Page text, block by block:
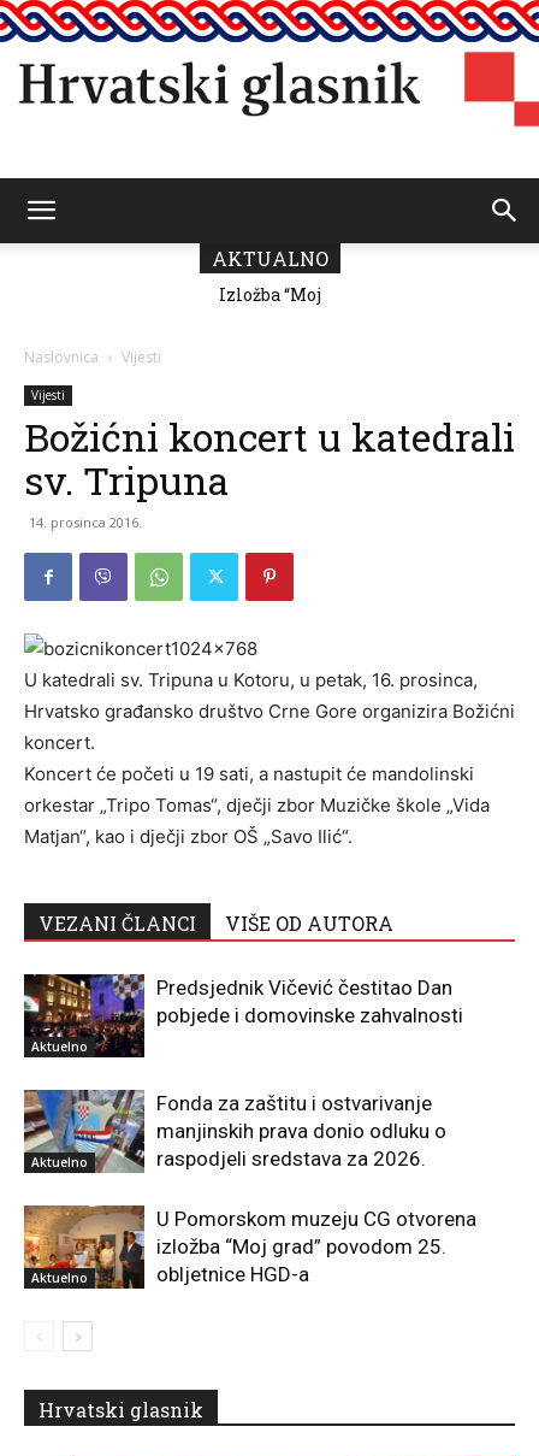
AKTUALNO
Izložba “Moj
Naslovnica Vijesti
Vijesti
Božićni koncert u katedrali
sv. Tripuna
14. prosinca 2016.
U katedrali sv. Tripuna u Kotoru, u petak, 16. prosinca,
Hrvatsko građansko društvo Crne Gore organizira Božićni
koncert.
Koncert će početi u 19 sati, a nastupit će mandolinski
orkestar „Tripo Tomas“, dječji zbor Muzičke škole „Vida
Matjan“, kao i dječji zbor OŠ „Savo Ilić“.
VEZANI ČLANCI VIŠE OD AUTORA
Aktuelno
Predsjednik Vičević čestitao Dan
pobjede i domovinske zahvalnosti
Aktuelno
Fonda za zaštitu i ostvarivanje
manjinskih prava donio odluku o
raspodjeli sredstava za 2026.
Aktuelno
U Pomorskom muzeju CG otvorena
izložba “Moj grad” povodom 25.
obljetnice HGD-a
Hrvatski glasnik